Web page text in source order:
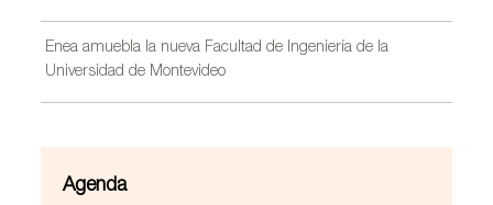
Enea amuebla la nueva Facultad de Ingeniería de la
Universidad de Montevideo
Agenda